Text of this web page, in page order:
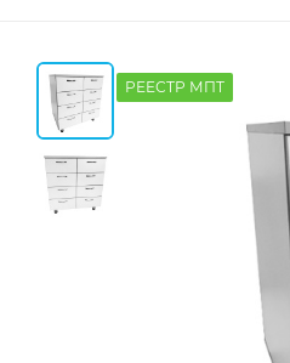
РЕЕСТР МПТ